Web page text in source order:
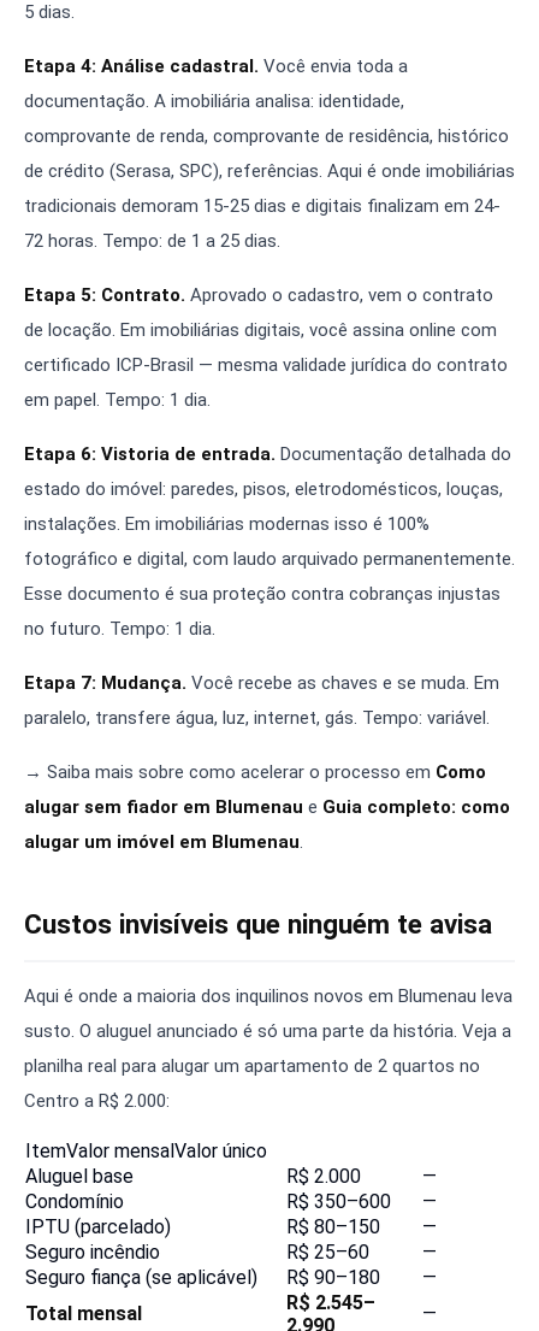
5 dias.
Etapa 4: Análise cadastral. Você envia toda a
documentação. A imobiliária analisa: identidade,
comprovante de renda, comprovante de residência, histórico
de crédito (Serasa, SPC), referências. Aqui é onde imobiliárias
tradicionais demoram 15-25 dias e digitais finalizam em 24-
72 horas. Tempo: de 1 a 25 dias.
Etapa 5: Contrato. Aprovado o cadastro, vem o contrato
de locação. Em imobiliárias digitais, você assina online com
certificado ICP-Brasil — mesma validade jurídica do contrato
em papel. Tempo: 1 dia.
Etapa 6: Vistoria de entrada. Documentação detalhada do
estado do imóvel: paredes, pisos, eletrodomésticos, louças,
instalações. Em imobiliárias modernas isso é 100%
fotográfico e digital, com laudo arquivado permanentemente.
Esse documento é sua proteção contra cobranças injustas
no futuro. Tempo: 1 dia.
Etapa 7: Mudança. Você recebe as chaves e se muda. Em
paralelo, transfere água, luz, internet, gás. Tempo: variável.
→ Saiba mais sobre como acelerar o processo em Como
alugar sem fiador em Blumenau e Guia completo: como
alugar um imóvel em Blumenau.
Custos invisíveis que ninguém te avisa
Aqui é onde a maioria dos inquilinos novos em Blumenau leva
susto. O aluguel anunciado é só uma parte da história. Veja a
planilha real para alugar um apartamento de 2 quartos no
Centro a R$ 2.000:
ItemValor mensalValor único
Aluguel base
R$ 2.000
—
Condomínio
R$ 350–600
—
IPTU (parcelado)
R$ 80–150
—
Seguro incêndio
R$ 25–60
—
Seguro fiança (se aplicável)
R$ 90–180
—
Total mensal
R$ 2.545–
2.990
—